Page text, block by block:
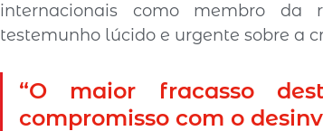
internacionais como membro da
testemunho lúcido e urgente sobre a
“O maior fracasso
compromisso com o